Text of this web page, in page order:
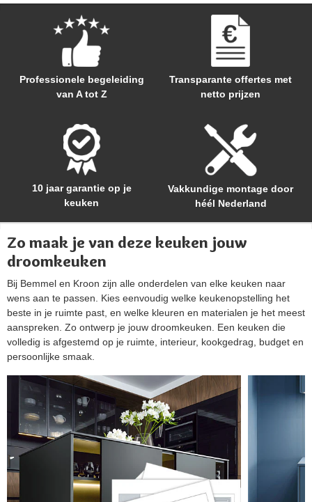
Professionele begeleiding
van A tot Z
Transparante offertes met
netto prijzen
10 jaar garantie op je
keuken
Vakkundige montage door
héél Nederland
Zo maak je van deze keuken jouw
droomkeuken
Bij Bemmel en Kroon zijn alle onderdelen van elke keuken naar
wens aan te passen. Kies eenvoudig welke keukenopstelling het
beste in je ruimte past, en welke kleuren en materialen je het meest
aanspreken. Zo ontwerp je jouw droomkeuken. Een keuken die
volledig is afgestemd op je ruimte, interieur, kookgedrag, budget en
persoonlijke smaak.